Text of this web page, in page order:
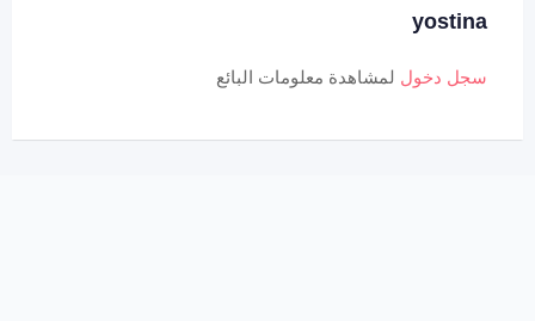
yostina
سجل دخول لمشاهدة معلومات البائع